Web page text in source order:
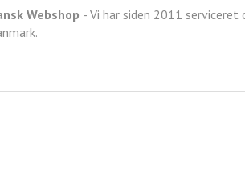
Webshop - Vi har siden 2011 serviceret